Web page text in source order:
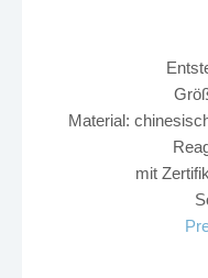
Material:
mit